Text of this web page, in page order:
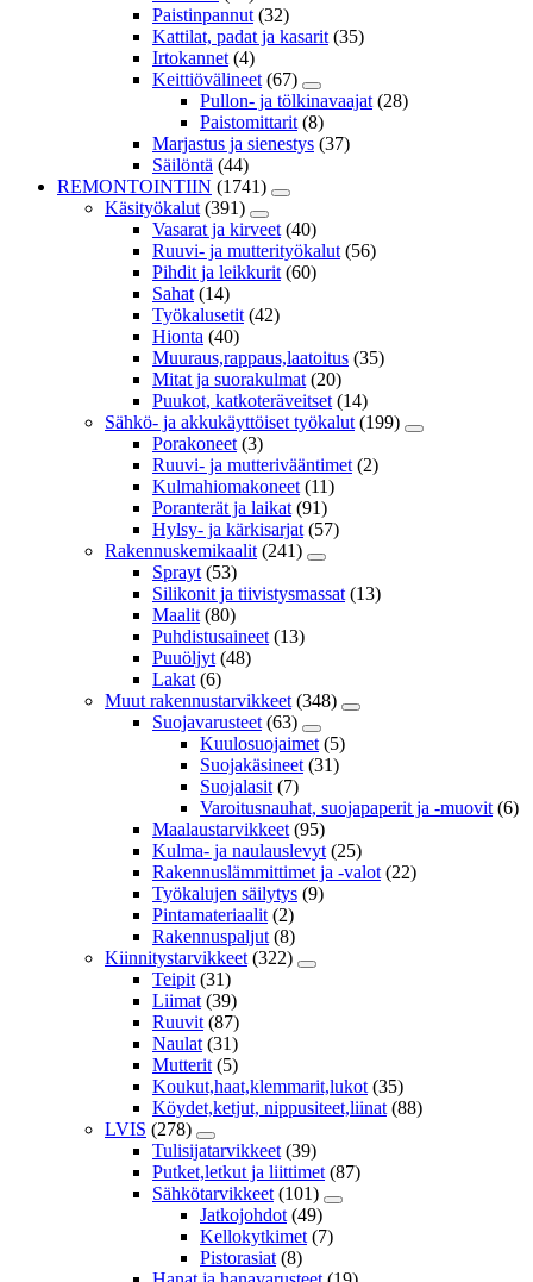
Paistinpannut (32)
Kattilat, padat ja kasarit (35)
Irtokannet (4)
Keittiövälineet (67)
Pullon- ja tölkinavaajat (28)
Paistomittarit (8)
Marjastus ja sienestys (37)
Säilöntä (44)
REMONTOINTIIN (1741)
Käsityökalut (391)
Vasarat ja kirveet (40)
Ruuvi- ja mutterityökalut (56)
Pihdit ja leikkurit (60)
Sahat (14)
Työkalusetit (42)
Hionta (40)
Muuraus,rappaus,laatoitus (35)
Mitat ja suorakulmat (20)
Puukot, katkoteräveitset (14)
Sähkö- ja akkukäyttöiset työkalut (199)
Porakoneet (3)
Ruuvi- ja mutterivääntimet (2)
Kulmahiomakoneet (11)
Poranterät ja laikat (91)
Hylsy- ja kärkisarjat (57)
Rakennuskemikaalit (241)
Sprayt (53)
Silikonit ja tiivistysmassat (13)
Maalit (80)
Puhdistusaineet (13)
Puuöljyt (48)
Lakat (6)
Muut rakennustarvikkeet (348)
Suojavarusteet (63)
Kuulosuojaimet (5)
Suojakäsineet (31)
Suojalasit (7)
Varoitusnauhat, suojapaperit ja -muovit (6)
Maalaustarvikkeet (95)
Kulma- ja naulauslevyt (25)
Rakennuslämmittimet ja -valot (22)
Työkalujen säilytys (9)
Pintamateriaalit (2)
Rakennuspaljut (8)
Kiinnitystarvikkeet (322)
Teipit (31)
Liimat (39)
Ruuvit (87)
Naulat (31)
Mutterit (5)
Koukut,haat,klemmarit,lukot (35)
Köydet,ketjut, nippusiteet,liinat (88)
LVIS (278)
Tulisijatarvikkeet (39)
Putket,letkut ja liittimet (87)
Sähkötarvikkeet (101)
Jatkojohdot (49)
Kellokytkimet (7)
Pistorasiat (8)